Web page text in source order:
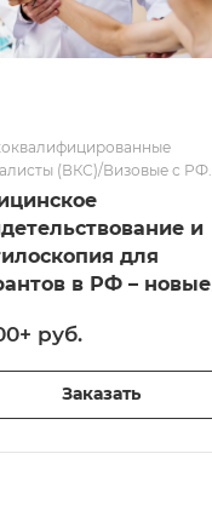
(ВКС)/Визовые с РФ
Общий порядок
и
для
в РФ – новые
руб.
Заказать